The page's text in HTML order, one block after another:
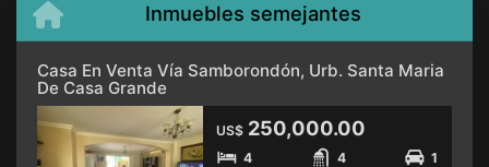
Inmuebles semejantes
Casa En Venta Vía Samborondón, Urb. Santa Maria
De Casa Grande
US$ 250,000.00
4 4 1